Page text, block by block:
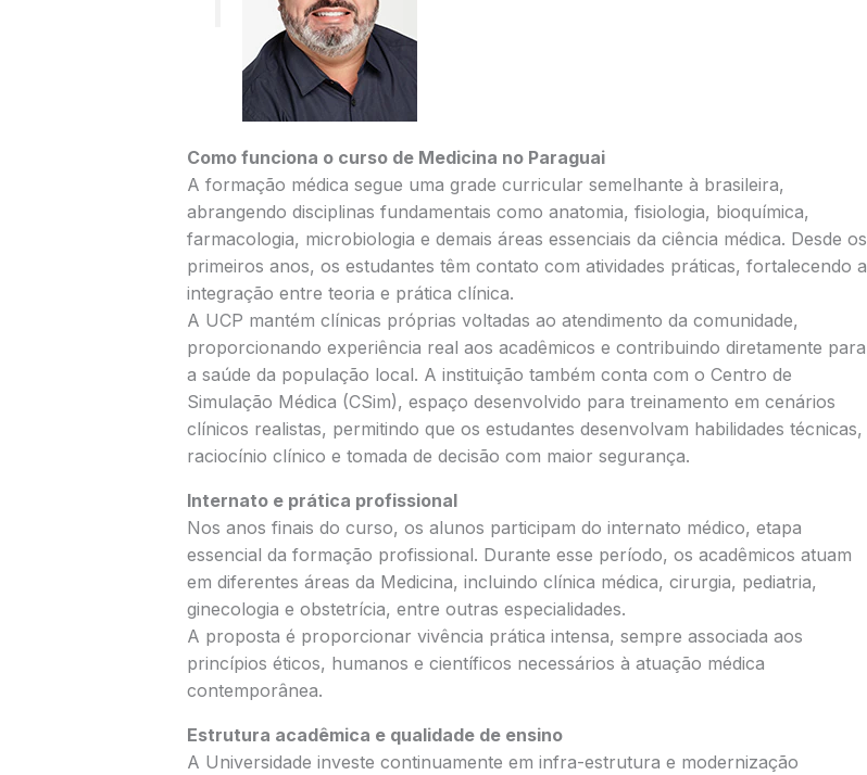
Como funciona o curso de Medicina no Paraguai
A formação médica segue uma grade curricular semelhante à brasileira,
abrangendo disciplinas fundamentais como anatomia, fisiologia, bioquímica,
farmacologia, microbiologia e demais áreas essenciais da ciência médica. Desde os
primeiros anos, os estudantes têm contato com atividades práticas, fortalecendo a
integração entre teoria e prática clínica.
A UCP mantém clínicas próprias voltadas ao atendimento da comunidade,
proporcionando experiência real aos acadêmicos e contribuindo diretamente para
a saúde da população local. A instituição também conta com o Centro de
Simulação Médica (CSim), espaço desenvolvido para treinamento em cenários
clínicos realistas, permitindo que os estudantes desenvolvam habilidades técnicas,
raciocínio clínico e tomada de decisão com maior segurança.
Internato e prática profissional
Nos anos finais do curso, os alunos participam do internato médico, etapa
essencial da formação profissional. Durante esse período, os acadêmicos atuam
em diferentes áreas da Medicina, incluindo clínica médica, cirurgia, pediatria,
ginecologia e obstetrícia, entre outras especialidades.
A proposta é proporcionar vivência prática intensa, sempre associada aos
princípios éticos, humanos e científicos necessários à atuação médica
contemporânea.
Estrutura acadêmica e qualidade de ensino
A Universidade investe continuamente em infra-estrutura e modernização